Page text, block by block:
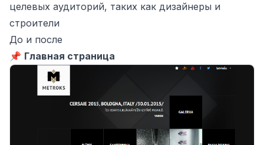
целевых аудиторий, таких как дизайнеры и
строители
До и после
📌 Главная страница